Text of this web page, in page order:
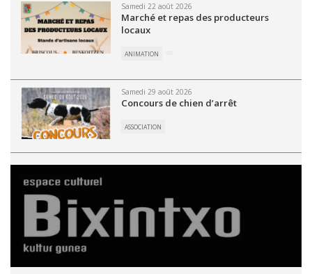
Samedi 22 août 2026
Marché et repas des producteurs
locaux
ANIMATION
Samedi 29 août 2026
Concours de chien d’arrêt
ASSOCIATION